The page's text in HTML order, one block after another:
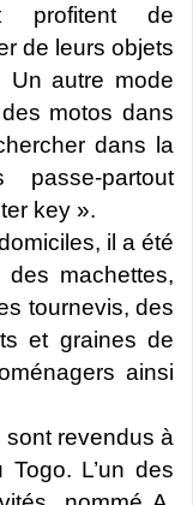
profitent de
de leurs objets
autre mode
motos dans
dans la
partout
key ».
il a été
des machettes,
tournevis, des
et graines de
ainsi
revendus à
L’un des